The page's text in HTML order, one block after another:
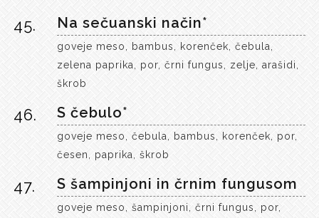
45. Na sečuanski način*
goveje meso, bambus, korenček, čebula,
zelena paprika, por, črni fungus, zelje, arašidi,
škrob
46. S čebulo*
goveje meso, čebula, bambus, korenček, por,
česen, paprika, škrob
47. S šampinjoni in črnim fungusom
goveje meso, šampinjoni, črni fungus, por,